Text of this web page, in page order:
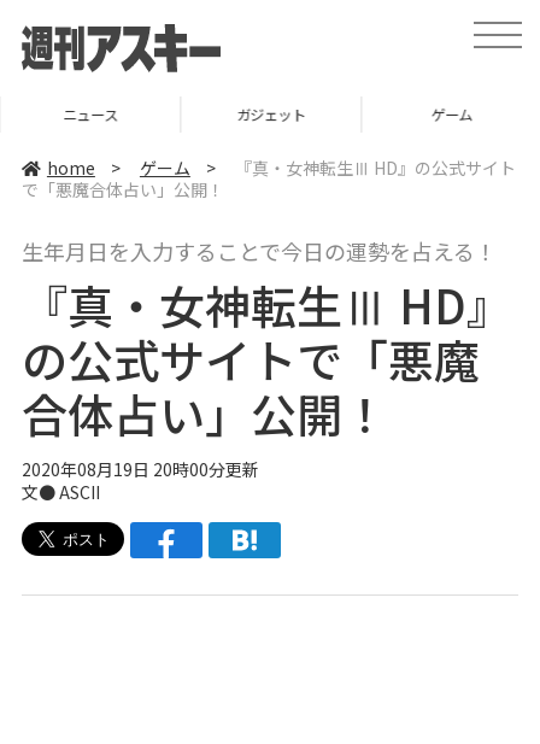
t
o
v
ニュース ガジェット ゲーム
home > ゲーム >
『真・女神転生Ⅲ HD』の公式サイト
で「悪魔合体占い」公開！
生年月日を入力することで今日の運勢を占える！
『真・女神転生Ⅲ HD』
の公式サイトで「悪魔
合体占い」公開！
2020年08月19日 20時00分更新
文● ASCII